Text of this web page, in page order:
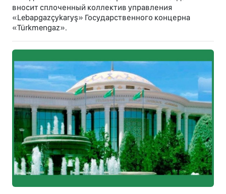
вносит сплоченный коллектив управления
«Lebapgazçykaryş» Государственного концерна
«Türkmengaz».